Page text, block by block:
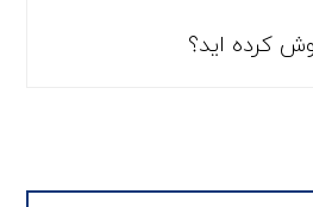
کرده اید؟